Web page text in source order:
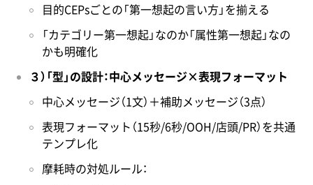
目的CEPsごとの「第一想起の言い方」を揃える
「カテゴリー第一想起」なのか「属性第一想起」なの
かも明確化
３）「型」の設計：中心メッセージ×表現フォーマット
中心メッセージ（1文）＋補助メッセージ（3点）
表現フォーマット（15秒/6秒/OOH/店頭/PR）を共通
テンプレ化
摩耗時の対処ルール：